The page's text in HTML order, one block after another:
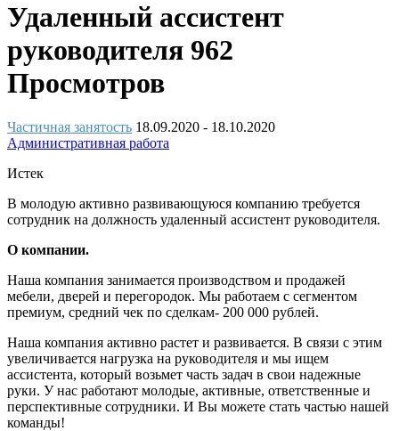
Удаленный ассистент
руководителя 962
Просмотров
Частичная занятость 18.09.2020 - 18.10.2020
Административная работа
Истек
В молодую активно развивающуюся компанию требуется
сотрудник на должность удаленный ассистент руководителя.
О компании.
Наша компания занимается производством и продажей
мебели, дверей и перегородок. Мы работаем с сегментом
премиум, средний чек по сделкам- 200 000 рублей.
Наша компания активно растет и развивается. В связи с этим
увеличивается нагрузка на руководителя и мы ищем
ассистента, который возьмет часть задач в свои надежные
руки. У нас работают молодые, активные, ответственные и
перспективные сотрудники. И Вы можете стать частью нашей
команды!